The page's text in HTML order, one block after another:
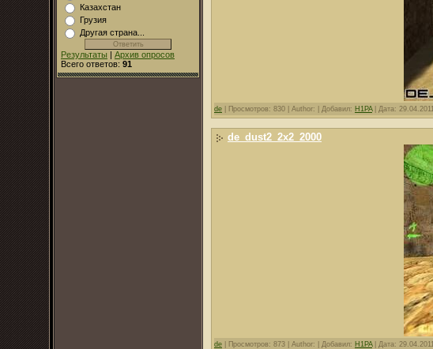
Казахстан
Грузия
Другая страна...
Результаты | Архив опросов
Всего ответов: 91
de Просмотров: 830 | Author: | Добавил: H1PA| Дата: 29.04.2011
de_dust2_2x2_2000
de Просмотров: 873 | Author: | Добавил: H1PA| Дата: 29.04.2011